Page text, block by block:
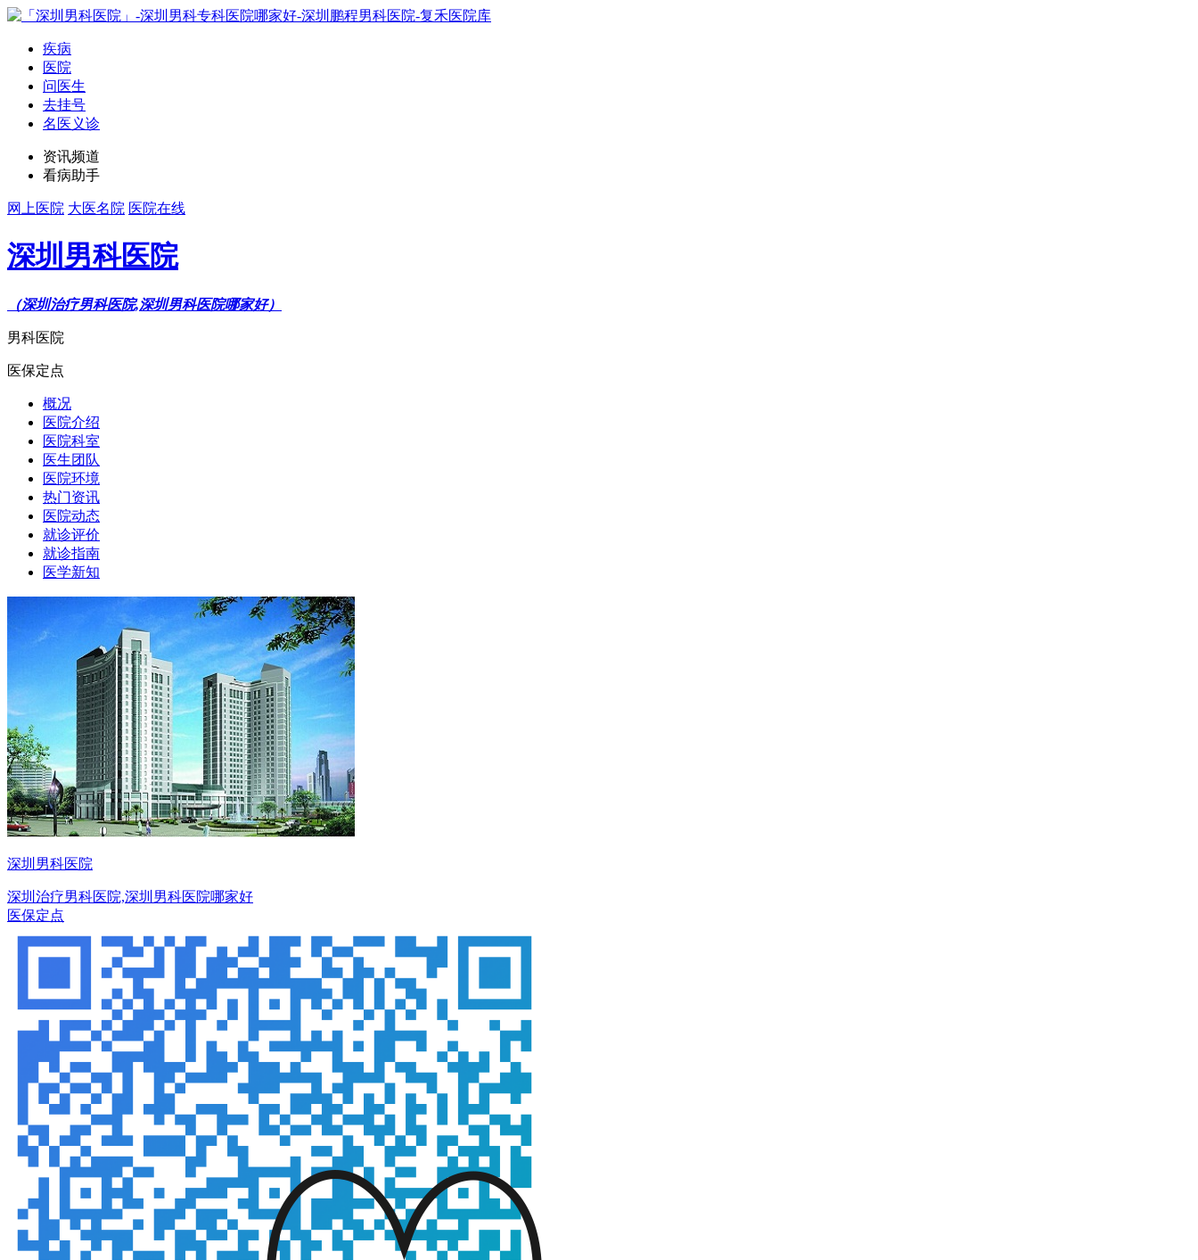
疾病
医院
问医生
去挂号
名医义诊
资讯频道
看病助手
网上医院 大医名院 医院在线
深圳男科医院
（深圳治疗男科医院,深圳男科医院哪家好）
男科医院
医保定点
概况
医院介绍
医院科室
医生团队
医院环境
热门资讯
医院动态
就诊评价
就诊指南
医学新知
深圳男科医院
深圳治疗男科医院,深圳男科医院哪家好
医保定点